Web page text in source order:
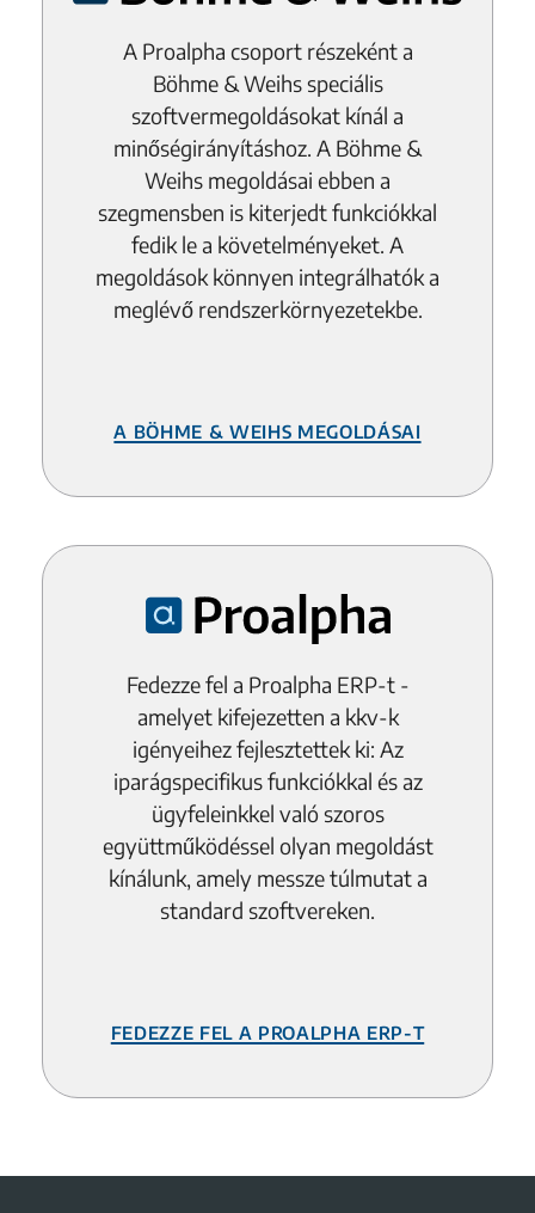
A Proalpha csoport részeként a
Böhme & Weihs speciális
szoftvermegoldásokat kínál a
minőségirányításhoz. A Böhme &
Weihs megoldásai ebben a
szegmensben is kiterjedt funkciókkal
fedik le a követelményeket. A
megoldások könnyen integrálhatók a
meglévő rendszerkörnyezetekbe.
A Böhme & Weihs megoldásai
Fedezze fel a Proalpha ERP-t -
amelyet kifejezetten a kkv-k
igényeihez fejlesztettek ki: Az
iparágspecifikus funkciókkal és az
ügyfeleinkkel való szoros
együttműködéssel olyan megoldást
kínálunk, amely messze túlmutat a
standard szoftvereken.
Fedezze fel a Proalpha ERP-t